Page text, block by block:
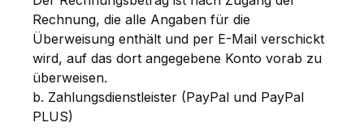
Rechnung, die alle Angaben für die
Überweisung enthält und per E-Mail verschickt
wird, auf das dort angegebene Konto vorab zu
überweisen.
b. Zahlungsdienstleister (PayPal und PayPal
PLUS)